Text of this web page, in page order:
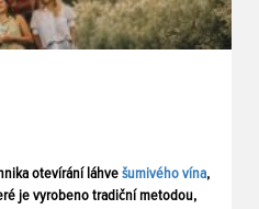
otevírání láhve šumivého vína,
je vyrobeno tradiční metodou,